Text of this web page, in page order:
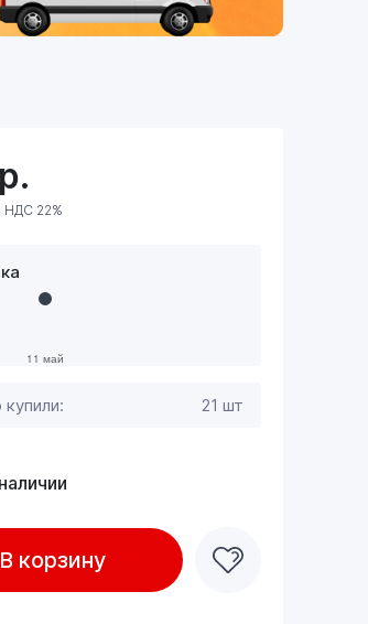
р.
НДС 22%
купили: 21 шт
В корзину